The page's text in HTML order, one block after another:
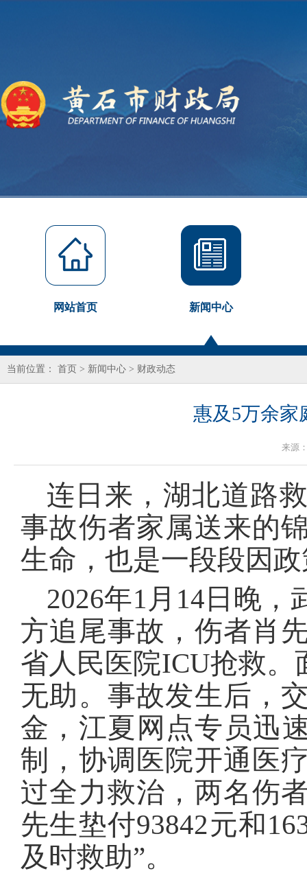
网站首页 新闻中心
当前位置： 首页 > 新闻中心 > 财政动态
惠及5万余家
来源
连日来，湖北道路
事故伤者家属送来的
生命，也是一段段因
2026年1月14日晚
方追尾事故，伤者肖
省人民医院ICU抢救
无助。事故发生后，
金，江夏网点专员迅
制，协调医院开通医
过全力救治，两名伤
先生垫付93842元和
及时救助”。